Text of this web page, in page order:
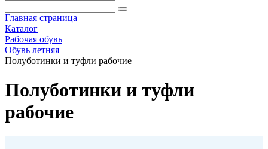
Главная страница
Каталог
Рабочая обувь
Обувь летняя
Полуботинки и туфли рабочие
Полуботинки и туфли
рабочие